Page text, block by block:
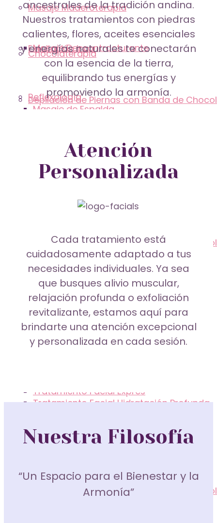
Masaje Descontracturante
Masaje de Espalda
Spa
Exfoliación Inca
Reflexología
Chocolaterapia
Depilación de Piernas con Banda de
Masaje Maderoterapia
Chocolaterapia
Depilación de Piernas con Banda de
Tratamientos
Tratamientos Faciales
Tratamiento Facial Hidratación Profunda
Tratamiento Facial Antiarrugas
Tratamiento Facial para Piel Delicada
Tratamiento Facial Exprés
Tratamiento Facial Anti-acné
Facial con Equipos Especializados
Exfoliación Inca
Reflexología
Masaje Maderoterapia
Depilación de Piernas con Banda de
Tratamientos
Tratamientos Faciales
Tratamiento Facial Hidratación Profunda
Tratamiento Facial para Piel Delicada
ancestrales de la tradición andina.
Nuestros tratamientos con piedras
calientes, flores, aceites esenciales
y energías naturales te conectarán
con la esencia de la tierra,
equilibrando tus energías y
promoviendo la armonía.
Atención
Personalizada
Cada tratamiento está
cuidadosamente adaptado a tus
necesidades individuales. Ya sea
que busques alivio muscular,
relajación profunda o exfoliación
revitalizante, estamos aquí para
brindarte una atención excepcional
y personalizada en cada sesión.
Nuestra Filosofía
“Un Espacio para el Bienestar y la
Armonía”